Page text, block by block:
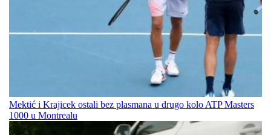
Mektić i Krajicek ostali bez plasmana u drugo kolo ATP Masters
1000 u Montrealu